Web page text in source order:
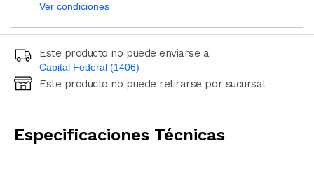
Ver condiciones
Este producto no puede enviarse a
Capital Federal (1406)
Ingresá código postal (sólo números)
Este producto no puede retirarse por sucursal
Especificaciones Técnicas